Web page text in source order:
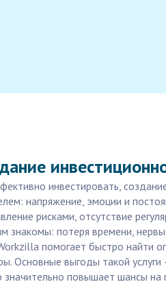
инвестировать,
напряжение, эмоции и
рисками, отсутствие
знакомы: потеря времени,
помогает быстро найти
Основные выгоды такой
значительно повышает шансы